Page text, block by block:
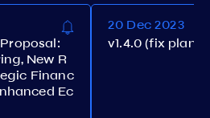
New R
Financ
Ec
20 Dec 2023
v1.4.0 (fix plan